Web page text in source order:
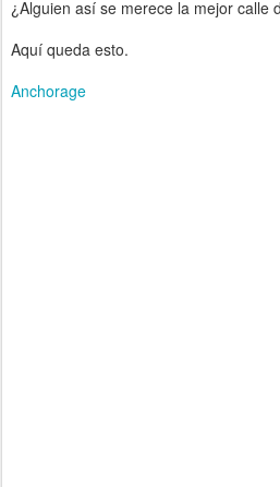
¿Alguien así se merece la mejor calle
Aquí queda esto.
Anchorage